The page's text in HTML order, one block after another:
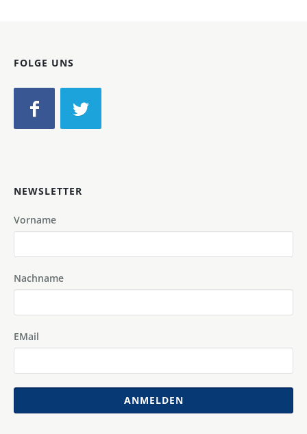
FOLGE UNS
NEWSLETTER
Vorname
Nachname
EMail
ANMELDEN